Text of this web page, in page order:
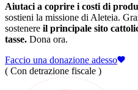
Aiutaci a coprire i costi di
sostieni la missione di Aleteia.
sostenere il principale sito
tasse. Dona ora.
Faccio una donazione adesso
( Con detrazione fiscale )